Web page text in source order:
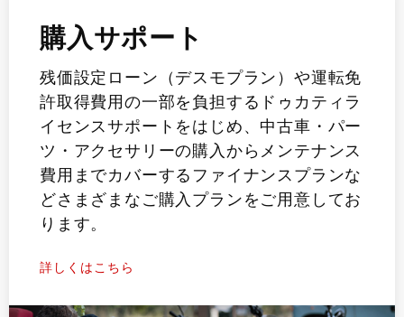
購入サポート
残価設定ローン（デスモプラン）や運転免
許取得費用の一部を負担するドゥカティラ
イセンスサポートをはじめ、中古車・パー
ツ・アクセサリーの購入からメンテナンス
費用までカバーするファイナンスプランな
どさまざまなご購入プランをご用意してお
ります。
詳しくはこちら